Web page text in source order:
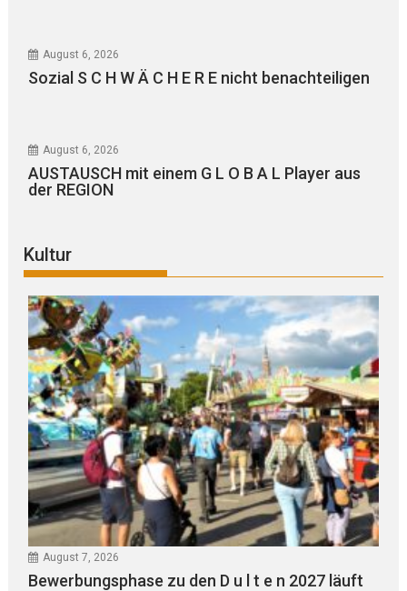
August 6, 2026
Sozial S C H W Ä C H E R E nicht benachteiligen
August 6, 2026
AUSTAUSCH mit einem G L O B A L Player aus
der REGION
Kultur
August 7, 2026
Bewerbungsphase zu den D u l t e n 2027 läuft